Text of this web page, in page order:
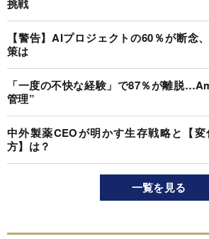
挑戦
【警告】AIプロジェクトの60％が断念
策は
「一度の不快な経験」で87％が離脱
管理”
中外製薬CEOが明かす生存戦略と【
方】は？
一覧を見る